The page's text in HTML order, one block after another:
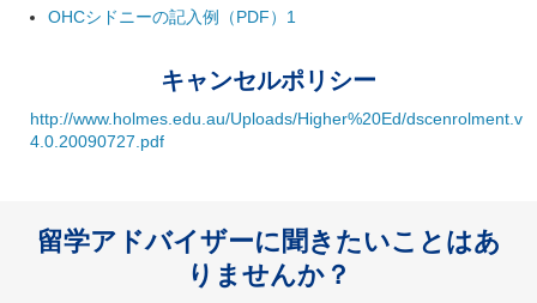
OHCシドニーの記入例（PDF）1
キャンセルポリシー
http://www.holmes.edu.au/Uploads/Higher%20Ed/dscenrolment.v
4.0.20090727.pdf
留学アドバイザーに聞きたいことはあ
りませんか？